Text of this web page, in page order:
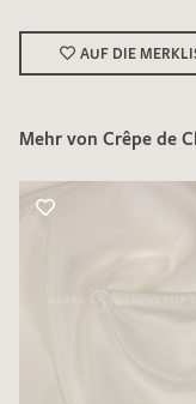
AUF DIE
Mehr von Crêpe de